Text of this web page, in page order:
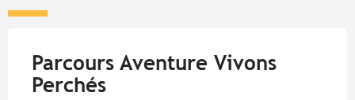
Parcours Aventure Vivons
Perchés